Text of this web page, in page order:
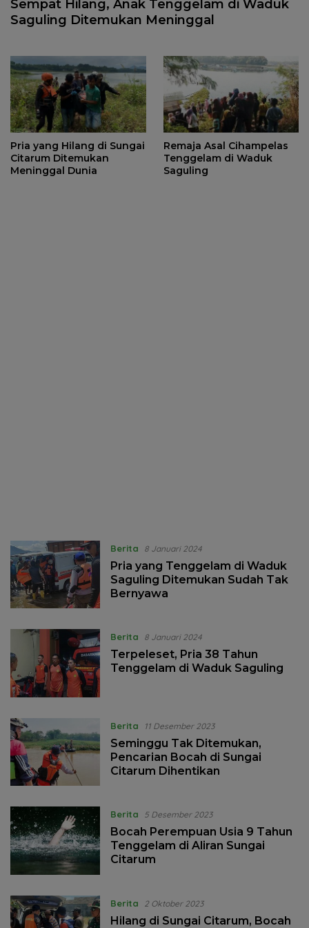
Sempat Hilang, Anak Tenggelam di Waduk
Saguling Ditemukan Meninggal
Pria yang Hilang di Sungai
Citarum Ditemukan
Meninggal Dunia
Remaja Asal Cihampelas
Tenggelam di Waduk
Saguling
Berita 8 Januari 2024
Pria yang Tenggelam di Waduk
Saguling Ditemukan Sudah Tak
Bernyawa
Berita 8 Januari 2024
Terpeleset, Pria 38 Tahun
Tenggelam di Waduk Saguling
Berita 11 Desember 2023
Seminggu Tak Ditemukan,
Pencarian Bocah di Sungai
Citarum Dihentikan
Berita 5 Desember 2023
Bocah Perempuan Usia 9 Tahun
Tenggelam di Aliran Sungai
Citarum
Berita 2 Oktober 2023
Hilang di Sungai Citarum, Bocah